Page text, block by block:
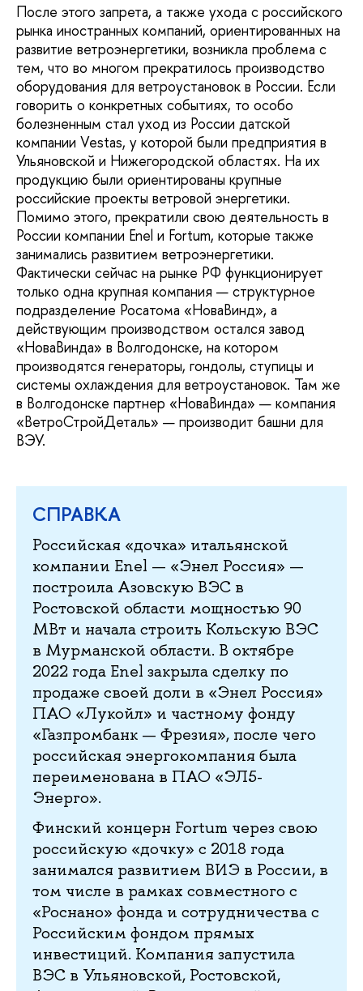
После этого запрета, а также ухода с российского
рынка иностранных компаний, ориентированных на
развитие ветроэнергетики, возникла проблема с
тем, что во многом прекратилось производство
оборудования для ветроустановок в России. Если
говорить о конкретных событиях, то особо
болезненным стал уход из России датской
компании Vestas, у которой были предприятия в
Ульяновской и Нижегородской областях. На их
продукцию были ориентированы крупные
российские проекты ветровой энергетики.
Помимо этого, прекратили свою деятельность в
России компании Enel и Fortum, которые также
занимались развитием ветроэнергетики.
Фактически сейчас на рынке РФ функционирует
только одна крупная компания — структурное
подразделение Росатома «НоваВинд», а
действующим производством остался завод
«НоваВинда» в Волгодонске, на котором
производятся генераторы, гондолы, ступицы и
системы охлаждения для ветроустановок. Там же
в Волгодонске партнер «НоваВинда» — компания
«ВетроСтройДеталь» — производит башни для
ВЭУ.
СПРАВКА
Российская «дочка» итальянской
компании Enel — «Энел Россия» —
построила Азовскую ВЭС в
Ростовской области мощностью 90
МВт и начала строить Кольскую ВЭС
в Мурманской области. В октябре
2022 года Enel закрыла сделку по
продаже своей доли в «Энел Россия»
ПАО «Лукойл» и частному фонду
«Газпромбанк — Фрезия», после чего
российская энергокомпания была
переименована в ПАО «ЭЛ5-
Энерго».
Финский концерн Fortum через свою
российскую «дочку» с 2018 года
занимался развитием ВИЭ в России, в
том числе в рамках совместного с
«Роснано» фонда и сотрудничества с
Российским фондом прямых
инвестиций. Компания запустила
ВЭС в Ульяновской, Ростовской,